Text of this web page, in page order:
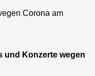
Corona am
und Konzerte wegen